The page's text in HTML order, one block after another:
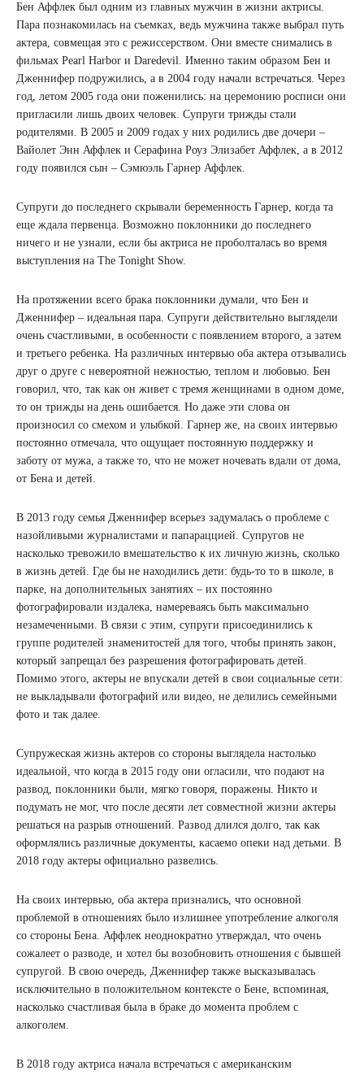
Бен Аффлек был одним из главных мужчин в жизни актрисы.
Пара познакомилась на съемках, ведь мужчина также выбрал путь
актера, совмещая это с режиссерством. Они вместе снимались в
фильмах Pearl Harbor и Daredevil. Именно таким образом Бен и
Дженнифер подружились, а в 2004 году начали встречаться. Через
год, летом 2005 года они поженились: на церемонию росписи они
пригласили лишь двоих человек. Супруги трижды стали
родителями. В 2005 и 2009 годах у них родились две дочери –
Вайолет Энн Аффлек и Серафина Роуз Элизабет Аффлек, а в 2012
году появился сын – Сэмюэль Гарнер Аффлек.
Супруги до последнего скрывали беременность Гарнер, когда та
еще ждала первенца. Возможно поклонники до последнего
ничего и не узнали, если бы актриса не проболталась во время
выступления на The Tonight Show.
На протяжении всего брака поклонники думали, что Бен и
Дженнифер – идеальная пара. Супруги действительно выглядели
очень счастливыми, в особенности с появлением второго, а затем
и третьего ребенка. На различных интервью оба актера отзывались
друг о друге с невероятной нежностью, теплом и любовью. Бен
говорил, что, так как он живет с тремя женщинами в одном доме,
то он трижды на день ошибается. Но даже эти слова он
произносил со смехом и улыбкой. Гарнер же, на своих интервью
постоянно отмечала, что ощущает постоянную поддержку и
заботу от мужа, а также то, что не может ночевать вдали от дома,
от Бена и детей.
В 2013 году семья Дженнифер всерьез задумалась о проблеме с
назойливыми журналистами и папараццией. Супругов не
насколько тревожило вмешательство к их личную жизнь, сколько
в жизнь детей. Где бы не находились дети: будь-то то в школе, в
парке, на дополнительных занятиях – их постоянно
фотографировали издалека, намереваясь быть максимально
незамеченными. В связи с этим, супруги присоединились к
группе родителей знаменитостей для того, чтобы принять закон,
который запрещал без разрешения фотографировать детей.
Помимо этого, актеры не впускали детей в свои социальные сети:
не выкладывали фотографий или видео, не делились семейными
фото и так далее.
Супружеская жизнь актеров со стороны выглядела настолько
идеальной, что когда в 2015 году они огласили, что подают на
развод, поклонники были, мягко говоря, поражены. Никто и
подумать не мог, что после десяти лет совместной жизни актеры
решаться на разрыв отношений. Развод длился долго, так как
оформлялись различные документы, касаемо опеки над детьми. В
2018 году актеры официально развелись.
На своих интервью, оба актера признались, что основной
проблемой в отношениях было излишнее употребление алкоголя
со стороны Бена. Аффлек неоднократно утверждал, что очень
сожалеет о разводе, и хотел бы возобновить отношения с бывшей
супругой. В свою очередь, Дженнифер также высказывалась
исключительно в положительном контексте о Бене, вспоминая,
насколько счастливая была в браке до момента проблем с
алкоголем.
В 2018 году актриса начала встречаться с американским